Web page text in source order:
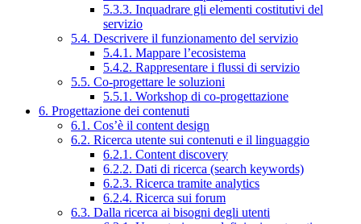
5.3.3. Inquadrare gli elementi costitutivi del
servizio
5.4. Descrivere il funzionamento del servizio
5.4.1. Mappare l’ecosistema
5.4.2. Rappresentare i flussi di servizio
5.5. Co-progettare le soluzioni
5.5.1. Workshop di co-progettazione
6. Progettazione dei contenuti
6.1. Cos’è il content design
6.2. Ricerca utente sui contenuti e il linguaggio
6.2.1. Content discovery
6.2.2. Dati di ricerca (search keywords)
6.2.3. Ricerca tramite analytics
6.2.4. Ricerca sui forum
6.3. Dalla ricerca ai bisogni degli utenti